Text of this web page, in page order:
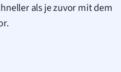
als je zuvor mit dem